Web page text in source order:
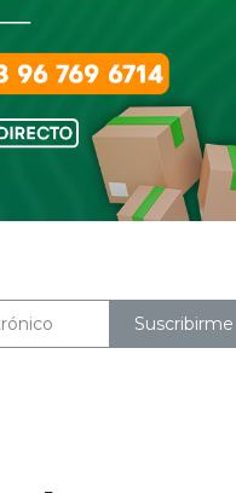
Suscribirme